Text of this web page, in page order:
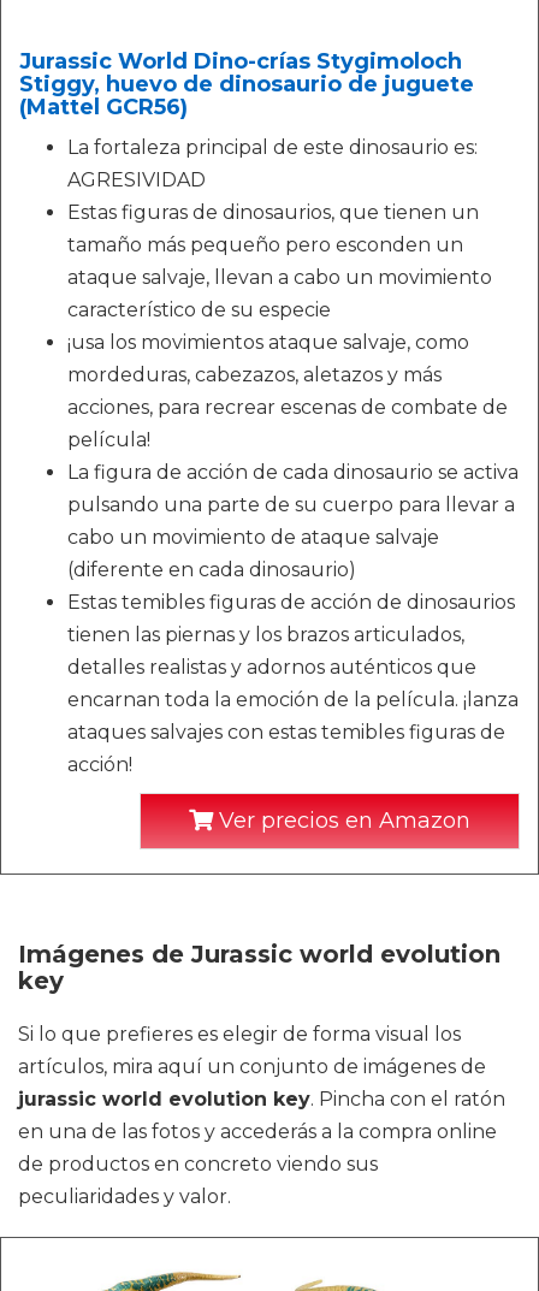
Jurassic World Dino-crías Stygimoloch
Stiggy, huevo de dinosaurio de juguete
(Mattel GCR56)
La fortaleza principal de este dinosaurio es:
AGRESIVIDAD
Estas figuras de dinosaurios, que tienen un
tamaño más pequeño pero esconden un
ataque salvaje, llevan a cabo un movimiento
característico de su especie
¡usa los movimientos ataque salvaje, como
mordeduras, cabezazos, aletazos y más
acciones, para recrear escenas de combate de
película!
La figura de acción de cada dinosaurio se activa
pulsando una parte de su cuerpo para llevar a
cabo un movimiento de ataque salvaje
(diferente en cada dinosaurio)
Estas temibles figuras de acción de dinosaurios
tienen las piernas y los brazos articulados,
detalles realistas y adornos auténticos que
encarnan toda la emoción de la película. ¡lanza
ataques salvajes con estas temibles figuras de
acción!
Ver precios en Amazon
Imágenes de Jurassic world evolution
key
Si lo que prefieres es elegir de forma visual los
artículos, mira aquí un conjunto de imágenes de
jurassic world evolution key. Pincha con el ratón
en una de las fotos y accederás a la compra online
de productos en concreto viendo sus
peculiaridades y valor.